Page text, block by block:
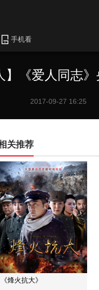
手机看
】《爱人同志
2017-09-27 16:25
关推荐
《烽火抗大》